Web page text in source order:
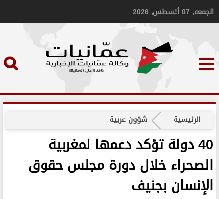
الجمعه, 07 أغسطس, 2026
الرئيسية شؤون عربية
40 دولة تؤكد دعمها لمغربية
الصحراء خلال دورة مجلس حقوق
الإنسان بجنيف